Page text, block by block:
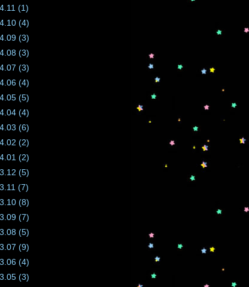
(1)
(4)
(3)
(3)
(3)
(4)
(5)
(4)
(6)
(2)
(2)
(5)
(7)
(8)
(7)
(5)
(9)
(4)
(3)